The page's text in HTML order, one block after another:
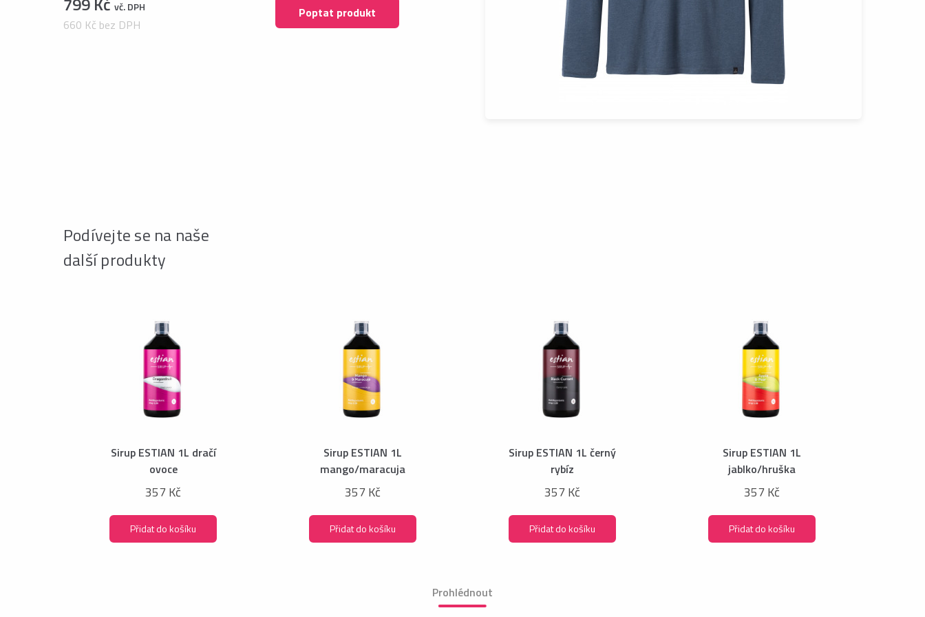
vč. DPH
660 Kč bez DPH
Poptat produkt
Podívejte se na naše
další produkty
Sirup ESTIAN 1L dračí
ovoce
357 Kč
Přidat do košíku
Sirup ESTIAN 1L
mango/maracuja
357 Kč
Přidat do košíku
Sirup ESTIAN 1L černý
rybíz
357 Kč
Přidat do košíku
Sirup ESTIAN 1L
jablko/hruška
357 Kč
Přidat do košíku
Prohlédnout